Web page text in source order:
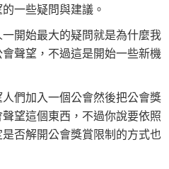
一些疑問與建議。
開始最大的疑問就是為什麼我
聲望，不過這是開始一些新機
們加入一個公會然後把公會獎
望這個東西，不過你說要依照
否解開公會獎賞限制的方式也